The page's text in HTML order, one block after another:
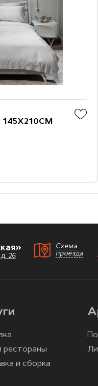
145Х210СМ
26
Схема
проезда
рестораны
и сборка